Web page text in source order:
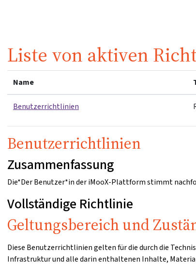
Liste von aktiven
Name
Benutzerrichtlinien
Benutzerrichtlinien
Zusammenfassung
Die*Der Benutzer*in der iMooX-Plattform stimmt
Vollständige Richtlinie
Geltungsbereich und
Diese Benutzerrichtlinien gelten für die durch die
Infrastruktur und alle darin enthaltenen Inhalte,